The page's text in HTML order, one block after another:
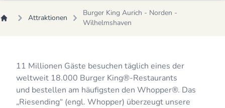
Attraktionen
Burger King Aurich - Norden -
Wilhelmshaven
11 Millionen Gäste besuchen täglich eines der
weltweit 18.000 Burger King®-Restaurants
und bestellen am häufigsten den Whopper®. Das
„Riesending“ (engl. Whopper) überzeugt unsere